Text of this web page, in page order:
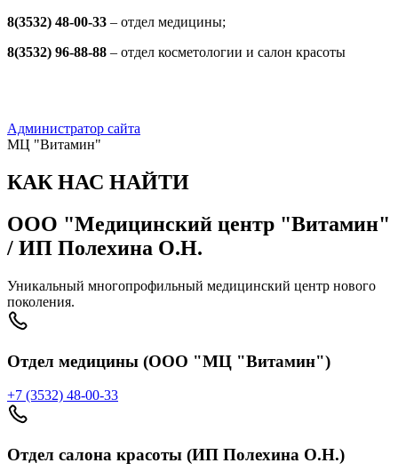
8(3532) 48-00-33 – отдел медицины;
8(3532) 96-88-88 – отдел косметологии и салон красоты
Администратор сайта
МЦ "Витамин"
КАК НАС НАЙТИ
ООО "Медицинский центр "Витамин"
/ ИП Полехина О.Н.
Уникальный многопрофильный медицинский центр нового
поколения.
Отдел медицины (ООО "МЦ "Витамин")
+7 (3532) 48-00-33
Отдел салона красоты (ИП Полехина О.Н.)